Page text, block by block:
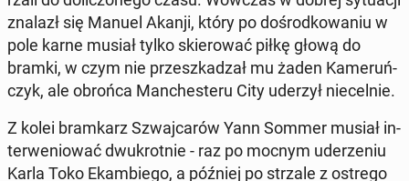
znalazł się Manuel Akanji, który po do­środ­ko­wa­niu w
pole karne musiał tylko skie­ro­wać piłkę głową do
bramki, w czym nie prze­szka­dzał mu żaden Ka­me­ruń­
czyk, ale obrońca Man­che­ste­ru City uderzył nie­cel­nie.
Z kolei bram­karz Szwaj­ca­rów Yann Sommer musiał in­
ter­we­nio­wać dwu­krot­nie - raz po mocnym ude­rze­niu
Karla Toko Ekam­bie­go, a później po strzale z ostrego